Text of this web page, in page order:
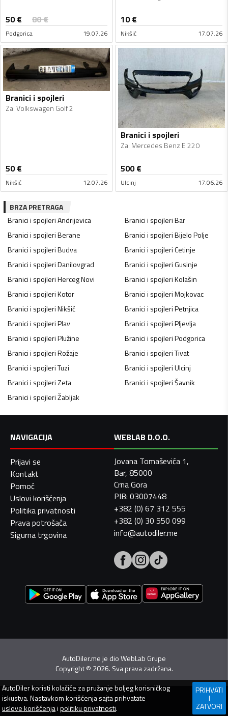
50€ 80€
Podgorica 19.07.26
10€
Nikšić 17.07.26
Branici i spojleri
Za:Volkswagen Golf 2
50€
Nikšić 12.07.26
Branici i spojleri
Za: Mercedes Benz E 220
500€
Ulcinj 17.06.26
BRZA PRETRAGA
Branici i spojleriAndrijevica Branici i spojleriBar
Branici i spojleriBerane Branici i spojleriBijelo Polje
Branici i spojleriBudva Branici i spojleriCetinje
Branici i spojleriDanilovgrad Branici i spojleriGusinje
Branici i spojleriHerceg Novi Branici i spojleriKolašin
Branici i spojleriKotor Branici i spojleriMojkovac
Branici i spojleriNikšić Branici i spojleriPetnjica
Branici i spojleriPlav Branici i spojleriPljevlja
Branici i spojleriPlužine Branici i spojleriPodgorica
Branici i spojleriRožaje Branici i spojleriTivat
Branici i spojleriTuzi Branici i spojleriUlcinj
Branici i spojleriZeta Branici i spojleriŠavnik
Branici i spojleriŽabljak
NAVIGACIJA
Prijavi se
Kontakt
Pomoć
Uslovi korišćenja
Politika privatnosti
Prava potrošača
Sigurna trgovina
WEBLAB D.O.O.
Jovana Tomaševića 1,
Bar, 85000
Crna Gora
PIB: 03007448
+382 (0) 67 312 555
+382 (0) 30 550 099
info@autodiler.me
AutoDiler.me je dioWebLab Grupe
Copyright© 2026. Sva prava zadržana.
AutoDilerkoristi kolačiće za pružanje boljeg korisničkog
iskustva. Nastavkom korišćenja sajta prihvatate
uslove korišćenjaipolitiku privatnosti.
PRIHVATI
I
ZATVORI